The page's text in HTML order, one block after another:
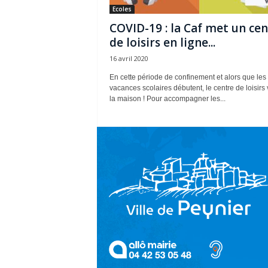
Ecoles
COVID-19 : la Caf met un
de loisirs en ligne...
16 avril 2020
En cette période de confinement et alors que les
vacances scolaires débutent, le centre de loisirs
la maison ! Pour accompagner les...